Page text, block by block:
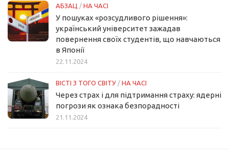
АБЗАЦ / НА ЧАСІ
У пошуках «розсудливого рішення»:
український університет зажадав
повернення своїх студентів, що навчаються
в Японії
22.11.2024
ВІСТІ З ТОГО СВІТУ / НА ЧАСІ
Через страх і для підтримання страху: ядерні
погрози як ознака безпорадності
21.11.2024